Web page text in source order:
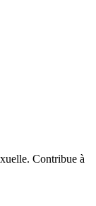
Contribue à